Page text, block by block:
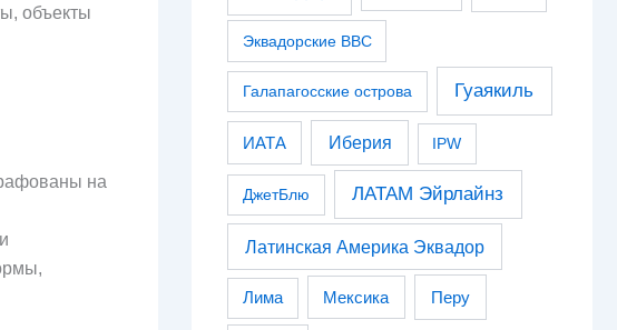
объекты
на
Эквадорские ВВС
Галапагосские острова Гуаякиль
ИАТА Иберия IPW
ДжетБлю ЛАТАМ Эйрлайнз
Латинская Америка Эквадор
Лима Мексика Перу